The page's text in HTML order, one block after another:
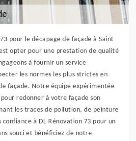
pour le décapage de façade à Saint
opter pour une prestation de qualité
à fournir un service
les normes les plus strictes en
façade. Notre équipe expérimentée
redonner à votre façade son
les traces de pollution, de peinture
confiance à DL Rénovation 73 pour un
souci et bénéficiez de notre